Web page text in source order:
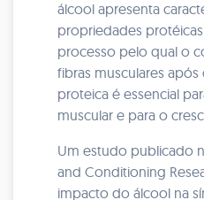
álcool apresenta
propriedades
processo pelo qual o
fibras musculares
proteica é essencial
muscular e para o
Um estudo publicado
and Conditioning
impacto do álcool na